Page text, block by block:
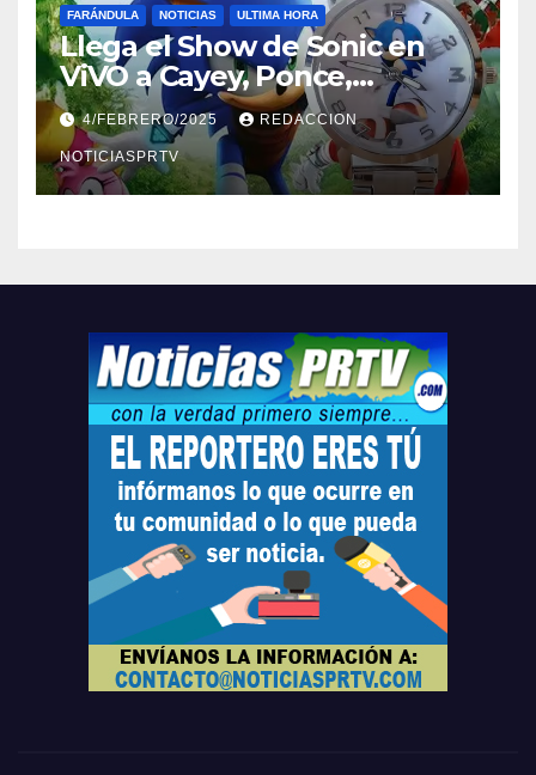
FARÁNDULA NOTICIAS ULTIMA HORA
Llega el Show de Sonic en
ViVO a Cayey, Ponce,
Barceloneta y Humacao,
Relojes gratis para el que
compre ahora….
4/FEBRERO/2025 REDACCION
NOTICIASPRTV